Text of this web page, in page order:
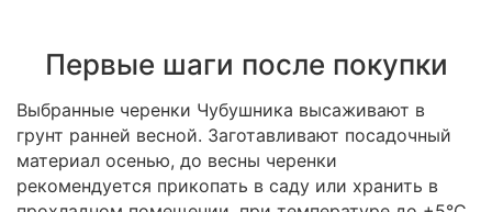
Первые шаги после покупки
Выбранные черенки Чубушника высаживают в
грунт ранней весной. Заготавливают посадочный
материал осенью, до весны черенки
рекомендуется прикопать в саду или хранить в